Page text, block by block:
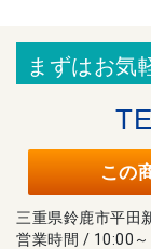
まずはお気
この
三重県鈴鹿市平田
営業時間 / 10:00